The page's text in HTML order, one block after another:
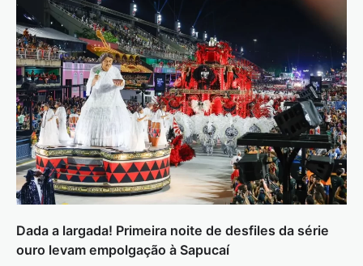
Dada a largada! Primeira noite de desfiles da série
ouro levam empolgação à Sapucaí